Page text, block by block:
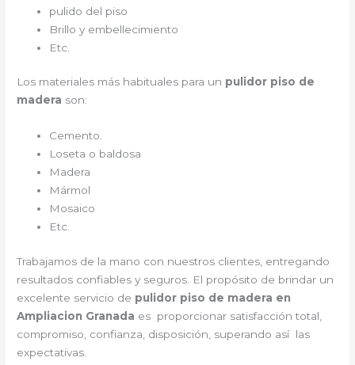
pulido del piso
Brillo y embellecimiento
Etc.
Los materiales más habituales para un pulidor piso de
madera son:
Cemento.
Loseta o baldosa
Madera
Mármol
Mosaico
Etc.
Trabajamos de la mano con nuestros clientes, entregando
resultados confiables y seguros. El propósito de brindar un
excelente servicio de pulidor piso de madera en
Ampliacion Granada es proporcionar satisfacción total,
compromiso, confianza, disposición, superando así las
expectativas.